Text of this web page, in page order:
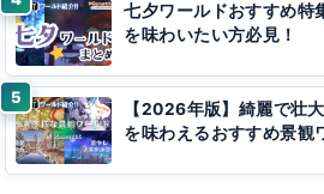
七夕ワールドおすすめ特
を味わいたい方必見！
【2026年版】綺麗で壮
を味わえるおすすめ景観